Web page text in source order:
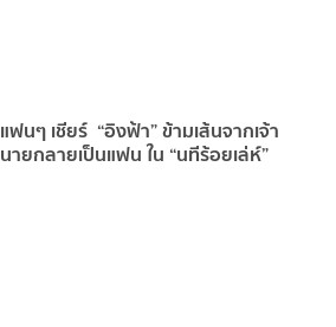
แฟนๆ เชียร์ “อิงฟ้า” ข้ามเส้นจากเจ้า
นายกลายเป็นแฟน ใน “นทีร้อยเล่ห์”